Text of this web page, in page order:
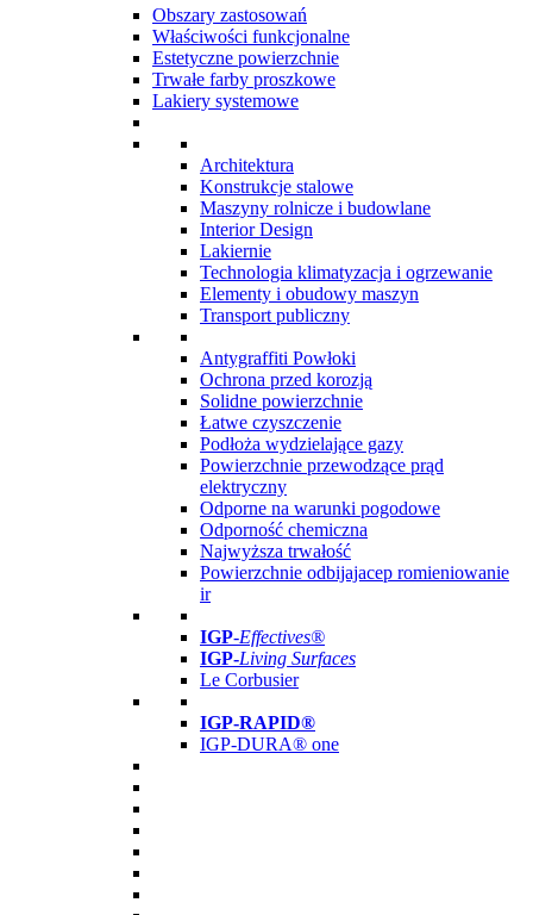
Obszary zastosowań
Właściwości funkcjonalne
Estetyczne powierzchnie
Trwałe farby proszkowe
Lakiery systemowe
Architektura
Konstrukcje stalowe
Maszyny rolnicze i budowlane
Interior Design
Lakiernie
Technologia klimatyzacja i ogrzewanie
Elementy i obudowy maszyn
Transport publiczny
Antygraffiti Powłoki
Ochrona przed korozją
Solidne powierzchnie
Łatwe czyszczenie
Podłoża wydzielające gazy
Powierzchnie przewodzące prąd
elektryczny
Odporne na warunki pogodowe
Odporność chemiczna
Najwyższa trwałość
Powierzchnie odbijajacep romieniowanie
ir
IGP-Effectives®
IGP-Living Surfaces
Le Corbusier
IGP-RAPID®
IGP-DURA® one